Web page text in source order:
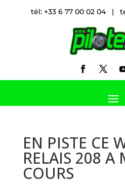
tél: +33 6 77 00 02 04 |
EN PISTE CE
RELAIS 208 A
COURS